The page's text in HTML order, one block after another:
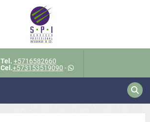
Tel. +5716582660
Cel.+573153519090 -